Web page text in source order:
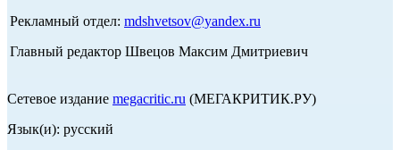
Рекламный отдел: mdshvetsov@yandex.ru
Главный редактор Швецов Максим Дмитриевич
Сетевое издание megacritic.ru (МЕГАКРИТИК.РУ)
Язык(и): русский